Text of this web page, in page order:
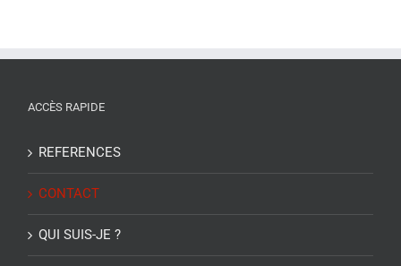
ACCÈS RAPIDE
REFERENCES
CONTACT
QUI SUIS-JE ?